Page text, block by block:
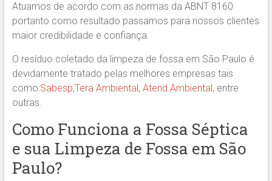
Atuamos de acordo com as normas da ABNT 8160
portanto como resultado passamos para nossos clientes
maior credibilidade e confiança.
O resíduo coletado da limpeza de fossa em São Paulo é
devidamente tratado pelas melhores empresas tais
como:Sabesp,Tera Ambiental , Atend Ambiental , entre
outras.
Como Funciona a Fossa Séptica
e sua Limpeza de Fossa em São
Paulo?